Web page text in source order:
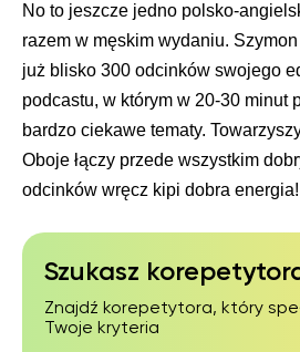
No to jeszcze jedno polsko-
razem w męskim wydaniu.
już blisko 300 odcinków swojego
podcastu, w którym w 20-30 minut
bardzo ciekawe tematy.
Oboje łączy przede wszystkim
odcinków wręcz kipi dobra energia!
Szukasz
Znajdź korepetytora, który
Twoje kryteria